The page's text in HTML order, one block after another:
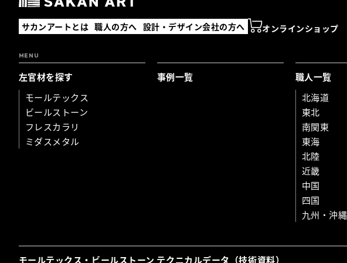
サカンアートとは 職人の方へ 設計・デザイン会社の方へ オンラインショップ
MENU
左官材を探す
モールテックス
ビールストーン
フレスカラリ
ミダスメタル
事例一覧
職人一覧
北海道
東北
南関東
東海
北陸
近畿
中国
四国
九州・沖縄
モールテックス・ビールストーン テクニカルデータ（技術資料）